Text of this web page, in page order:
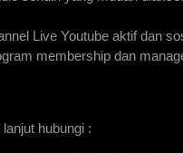
Live Youtube aktif dan
membership dan
hubungi :